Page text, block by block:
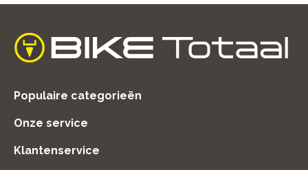
home
Populaire categorieën
Onze service
Klantenservice